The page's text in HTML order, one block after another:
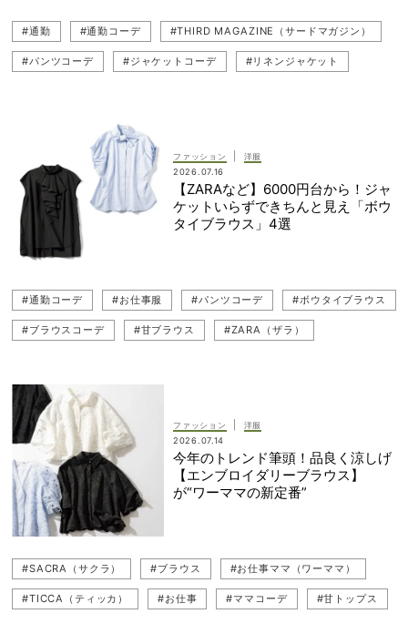
#通勤 #通勤コーデ #THIRD MAGAZINE（サードマガジン）
#パンツコーデ #ジャケットコーデ #リネンジャケット
ファッション
洋服
2026.07.16
【ZARAなど】6000円台から！ジャ
ケットいらずできちんと見え「ボウ
タイブラウス」4選
#通勤コーデ #お仕事服 #パンツコーデ #ボウタイブラウス
#ブラウスコーデ #甘ブラウス #ZARA（ザラ）
#お仕事ママ（ワーママ）
#貴島明日香 #通勤 ファッション
洋服
2026.07.14
今年のトレンド筆頭！品良く涼しげ
【エンブロイダリーブラウス】
が“ワーママの新定番”
#SACRA（サクラ） #ブラウス #お仕事ママ（ワーママ）
#TICCA（ティッカ） #お仕事 #ママコーデ #甘トップス